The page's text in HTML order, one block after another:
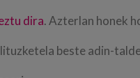
dira. Azterlan honek
beste adin-